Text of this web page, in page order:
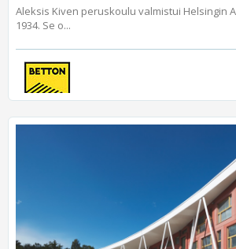
Aleksis Kiven peruskoulu valmistui Helsingin
1934. Se o...